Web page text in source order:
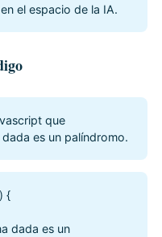
el espacio de la IA.
que
es un palíndromo.
{
dada es un